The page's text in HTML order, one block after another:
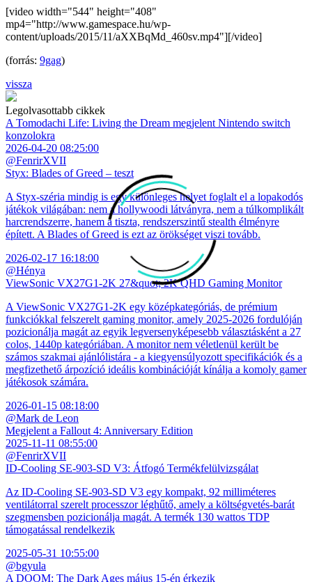
[video width="544" height="408"
mp4="http://www.gamespace.hu/wp-
content/uploads/2015/11/aXXBqMd_460sv.mp4"][/video]
(forrás: 9gag)
vissza
Legolvasottabb cikkek
A Tomodachi Life: Living the Dream megjelent Nintendo switch
konzolokra
2026-04-20 08:25:00
@FenrirXVII
Styx: Blades of Greed – teszt
A Styx-széria mindig is egy különleges helyet foglalt el a lopakodós
játékok világában: nem a hollywoodi látványra, nem a túlkomplikált
harcrendszerre, hanem a tiszta, rendszerszintű stealth élményre
épített. A Blades of Greed is ezt az örökséget viszi tovább.
2026-02-17 16:18:00
@Hénya
ViewSonic VX27G1-2K 27&quot; 2K QHD Gaming Monitor
A ViewSonic VX27G1-2K egy középkategóriás, de prémium
funkciókkal felszerelt gaming monitor, amely 2025-2026 fordulóján
pozicionálja magát az egyik legversenyképesebb választásként a 27
colos, 1440p kategóriában. A monitor nem véletlenül került be
számos szakmai ajánlólistára - a kiegyensúlyozott specifikációk és a
megfizethető árpozíció ideális kombinációját kínálja a komoly gamer
játékosok számára.
2026-01-15 08:18:00
@Mark de Leon
Megjelent a Fallout 4: Anniversary Edition
2025-11-11 08:55:00
@FenrirXVII
ID-Cooling SE-903-SD V3: Átfogó Termékfelülvizsgálat
Az ID-Cooling SE-903-SD V3 egy kompakt, 92 milliméteres
ventilátorral szerelt processzor léghűtő, amely a költségvetés-barát
szegmensben pozicionálja magát. A termék 130 wattos TDP
támogatással rendelkezik
2025-05-31 10:55:00
@bgyula
A DOOM: The Dark Ages május 15-én érkezik